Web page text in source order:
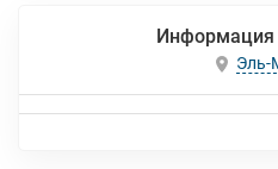
Информация
Эль-